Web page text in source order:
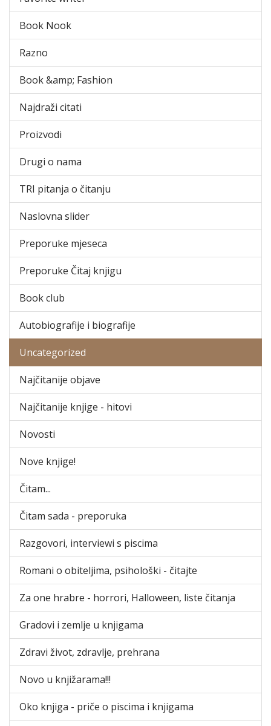
Book Nook
Razno
Book &amp; Fashion
Najdraži citati
Proizvodi
Drugi o nama
TRI pitanja o čitanju
Naslovna slider
Preporuke mjeseca
Preporuke Čitaj knjigu
Book club
Autobiografije i biografije
Uncategorized
Najčitanije objave
Najčitanije knjige - hitovi
Novosti
Nove knjige!
Čitam...
Čitam sada - preporuka
Razgovori, interviewi s piscima
Romani o obiteljima, psihološki - čitajte
Za one hrabre - horrori, Halloween, liste čitanja
Gradovi i zemlje u knjigama
Zdravi život, zdravlje, prehrana
Novo u knjižarama!!!
Oko knjiga - priče o piscima i knjigama